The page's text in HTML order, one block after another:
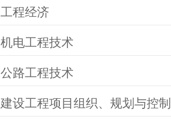
工程经济
机电工程技术
公路工程技术
建设工程项目组织、规划与控制